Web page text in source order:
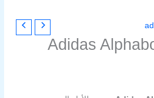
Adidas